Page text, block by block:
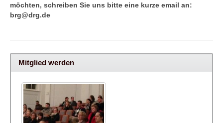
möchten, schreiben Sie uns bitte eine kurze email an:
brg@drg.de
Mitglied werden